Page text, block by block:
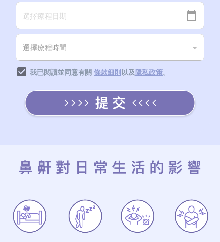
我已閱讀並同意有關 條款細則以及隱私政策。